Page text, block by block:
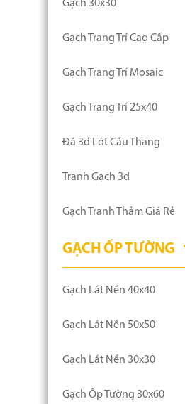
Gạch 30x30
Gạch Trang Trí Cao Cấp
Gạch Trang Trí Mosaic
Gạch Trang Trí 25x40
Đá 3d Lót Cầu Thang
Tranh Gạch 3d
Gạch Tranh Thảm Giá Rẻ
GẠCH ỐP TƯỜNG
Gạch Lát Nền 40x40
Gạch Lát Nền 50x50
Gạch Lát Nền 30x30
Gạch Ốp Tường 30x60